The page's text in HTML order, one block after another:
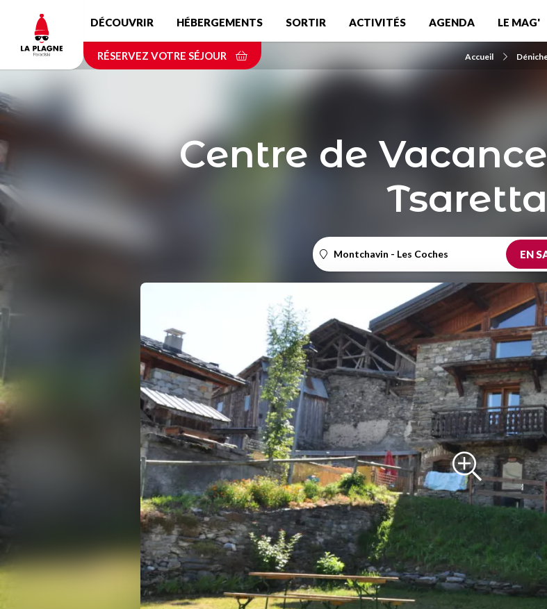
contenu
principal
DÉCOUVRIR HÉBERGEMENTS SORTIR ACTIVITÉS AGENDA LE MAG'
RÉSERVEZ VOTRE SÉJOUR Accueil
Centre de
Tsaretta
Montchavin - Les Coches EN